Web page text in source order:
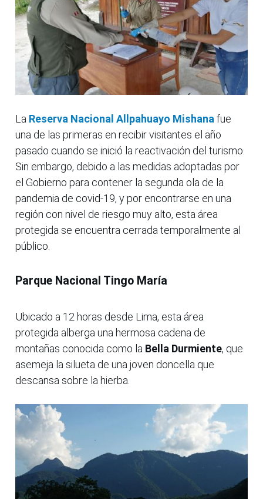
La Reserva Nacional Allpahuayo Mishana fue
una de las primeras en recibir visitantes el año
pasado cuando se inició la reactivación del turismo.
Sin embargo, debido a las medidas adoptadas por
el Gobierno para contener la segunda ola de la
pandemia de covid-19, y por encontrarse en una
región con nivel de riesgo muy alto, esta área
protegida se encuentra cerrada temporalmente al
público.
Parque Nacional Tingo María
Ubicado a 12 horas desde Lima, esta área
protegida alberga una hermosa cadena de
montañas conocida como la Bella Durmiente, que
asemeja la silueta de una joven doncella que
descansa sobre la hierba.